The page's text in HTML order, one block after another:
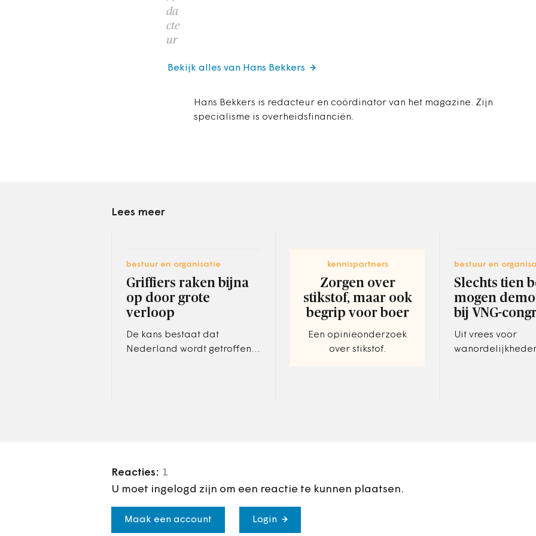
da
cte
ur
Hans Bekkers is redacteur en coördinator van het magazine. Zijn
specialisme is overheidsfinanciën.
Bekijk alles van Hans Bekkers
Lees meer
bestuur en organisatie
Griffiers raken bijna
op door grote
verloop
De kans bestaat dat
Nederland wordt getroffen
kennispartners
Zorgen over
stikstof, maar ook
begrip voor boer
Een opinieonderzoek
over stikstof.
bestuur en
Slechts tien
mogen
bij VNG-
Uit vrees voor
Reacties: 1
U moet ingelogd zijn om een reactie te kunnen plaatsen.
Maak een account Login